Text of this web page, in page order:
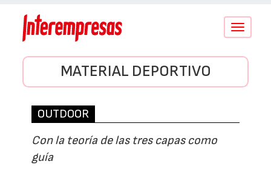
Conmutar
MATERIAL DEPORTIVO
OUTDOOR
Con la teoría de las tres capas como
guía